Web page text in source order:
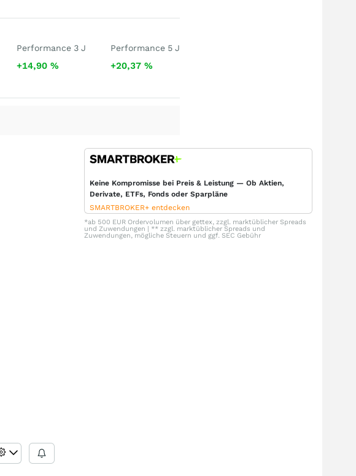
Performance 3 J
+14,90%
Performance 5 J
+20,37 %
Keine Kompromisse bei Preis & Leistung — Ob Aktien,
Derivate, ETFs, Fonds oder Sparpläne
SMARTBROKER+ entdecken
*ab 500 EUR Ordervolumen über gettex, zzgl. marktüblicher Spreads
und Zuwendungen | ** zzgl. marktüblicher Spreads und
Zuwendungen, mögliche Steuern und ggf. SEC Gebühr